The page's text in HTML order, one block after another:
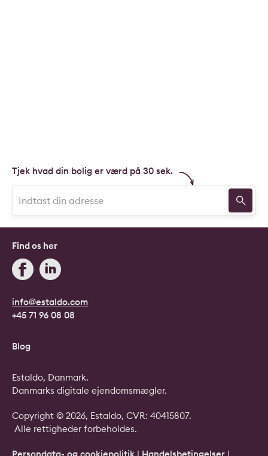
Tjek hvad din bolig er værd på 30 sek.
info@estaldo.com
+45 71 96 08 08
Find os her
Blog
Copyright © 2026, Estaldo, CVR: 40415807.
Alle rettigheder forbeholdes.
Persondata- og cookiepolitik | Handelsbetingelser |
Estaldo, Danmark.
Danmarks digitale ejendomsmægler.